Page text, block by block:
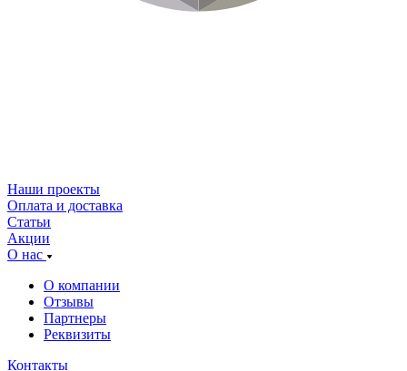
Наши проекты
Оплата и доставка
Статьи
Акции
О нас
О компании
Отзывы
Партнеры
Реквизиты
Контакты